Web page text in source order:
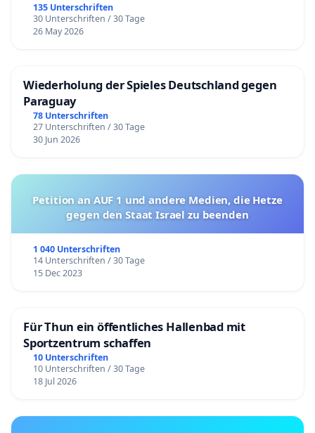
135 Unterschriften
30 Unterschriften / 30 Tage
26 May 2026
Wiederholung der Spieles Deutschland gegen
Paraguay
78 Unterschriften
27 Unterschriften / 30 Tage
30 Jun 2026
Petition an AUF 1 und andere Medien, die Hetze
gegen den Staat Israel zu beenden
1 040 Unterschriften
14 Unterschriften / 30 Tage
15 Dec 2023
Für Thun ein öffentliches Hallenbad mit
Sportzentrum schaffen
10 Unterschriften
10 Unterschriften / 30 Tage
18 Jul 2026